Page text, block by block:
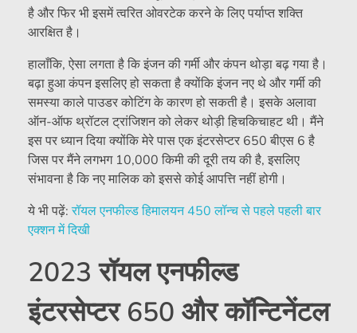
है और फिर भी इसमें त्वरित ओवरटेक करने के लिए पर्याप्त शक्ति
आरक्षित है।
हालाँकि, ऐसा लगता है कि इंजन की गर्मी और कंपन थोड़ा बढ़ गया है।
बढ़ा हुआ कंपन इसलिए हो सकता है क्योंकि इंजन नए थे और गर्मी की
समस्या काले पाउडर कोटिंग के कारण हो सकती है। इसके अलावा
ऑन-ऑफ थ्रॉटल ट्रांजिशन को लेकर थोड़ी हिचकिचाहट थी। मैंने
इस पर ध्यान दिया क्योंकि मेरे पास एक इंटरसेप्टर 650 बीएस 6 है
जिस पर मैंने लगभग 10,000 किमी की दूरी तय की है, इसलिए
संभावना है कि नए मालिक को इससे कोई आपत्ति नहीं होगी।
ये भी पढ़ें:रॉयल एनफील्ड हिमालयन 450 लॉन्च से पहले पहली बार
एक्शन में दिखी
2023 रॉयल एनफील्ड
इंटरसेप्टर 650 और कॉन्टिनेंटल